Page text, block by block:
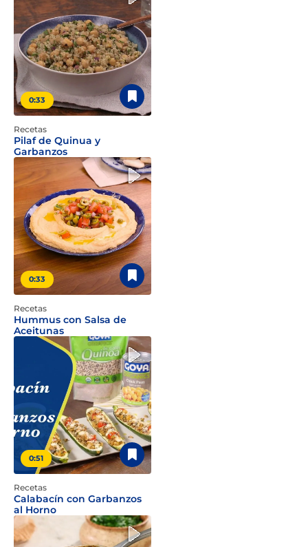
0:33
Recetas
Pilaf de Quinua y
Garbanzos
0:33
Recetas
Hummus con Salsa de
Aceitunas
0:51
Recetas
Calabacín con Garbanzos
al Horno